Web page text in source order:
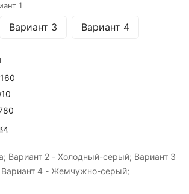
1
Вариант 3 Вариант 4
Вариант 2 - Холодный-серый; Вариант 3
Вариант 4 - Жемчужно-серый;